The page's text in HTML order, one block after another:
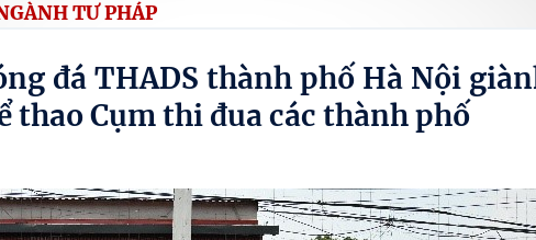
TƯ PHÁP
đá THADS thành phố Hà Nội
thao Cụm thi đua các thành phố